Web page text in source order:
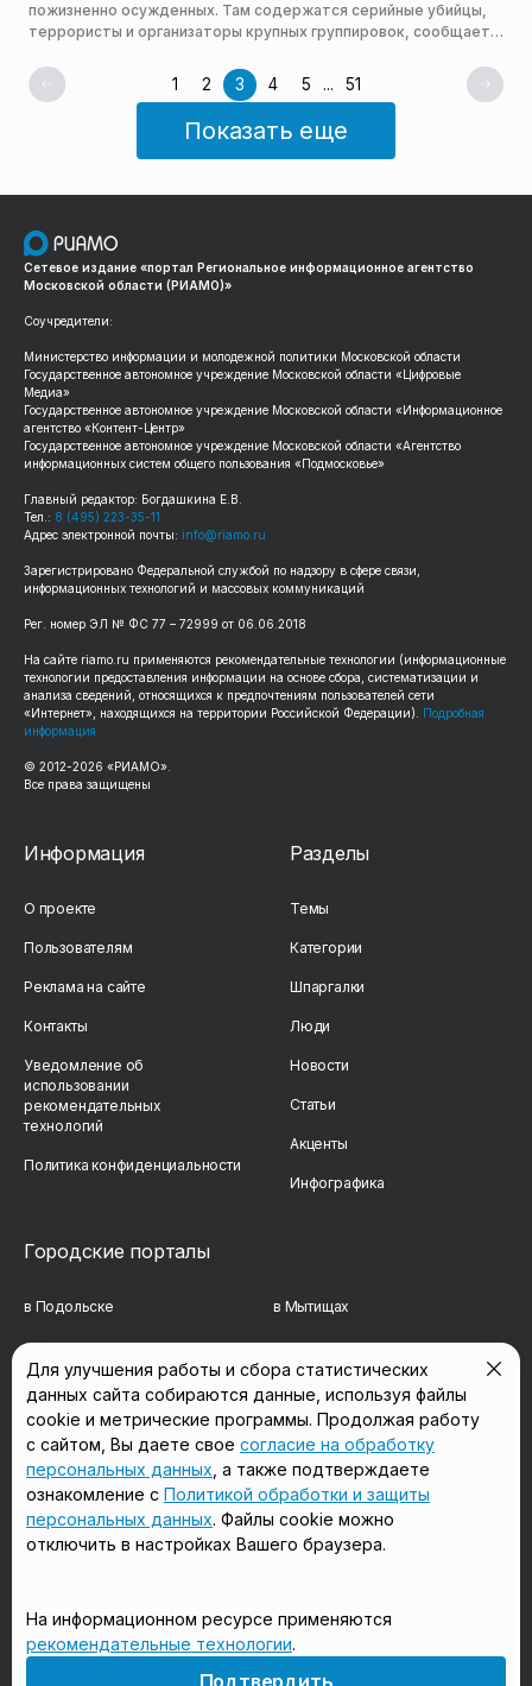
пожизненно осужденных. Там содержатся серийные убийцы,
террористы и организаторы крупных группировок, сообщает
1 2 3 4 5 ... 51
Показать еще
Сетевое издание «портал Региональное информационное агентство
Московской области (РИАМО)»
Соучредители:
Министерство информации и молодежной политики Московской области
Государственное автономное учреждение Московской области «Цифровые
Медиа»
Государственное автономное учреждение Московской области «Информационное
агентство «Контент-Центр»
Государственное автономное учреждение Московской области «Агентство
информационных систем общего пользования «Подмосковье»
Главный редактор: Богдашкина Е.В.
Тел.: 8 (495) 223-35-11
Адрес электронной почты: info@riamo.ru
Зарегистрировано Федеральной службой по надзору в сфере связи,
информационных технологий и массовых коммуникаций
Рег. номер ЭЛ № ФС 77 – 72999 от 06.06.2018
На сайте riamo.ru применяются рекомендательные технологии (информационные
технологии предоставления информации на основе сбора, систематизации и
анализа сведений, относящихся к предпочтениям пользователей сети
«Интернет», находящихся на территории Российской Федерации). Подробная
информация
© 2012-2026 «РИАМО».
Все права защищены
Информация
О проекте
Пользователям
Реклама на сайте
Контакты
Уведомление об
использовании
рекомендательных
технологий
Политика конфиденциальности
Разделы
Темы
Категории
Шпаргалки
Люди
Новости
Статьи
Акценты
Инфографика
Городские порталы
в Подольске в Мытищах
в Сергиевом Посаде в Люберцах
в Красногорске в Королёве
в Домодедово в Щёлково
18+
Мы в соцсетях
Для улучшения работы и сбора статистических
данных сайта собираются данные, используя файлы
cookie и метрические программы. Продолжая работу
с сайтом, Вы даете свое согласие на обработку
персональных данных , а также подтверждаете
ознакомление с Политикой обработки и защиты
персональных данных. Файлы cookie можно
отключить в настройках Вашего браузера.
На информационном ресурсе применяются
рекомендательные технологии.
Подтвердить